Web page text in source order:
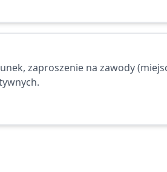
zaproszenie na zawody